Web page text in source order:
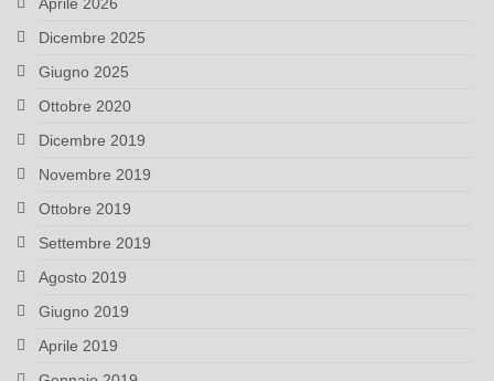
Dicembre 2025
Giugno 2025
Ottobre 2020
Dicembre 2019
Novembre 2019
Ottobre 2019
Settembre 2019
Agosto 2019
Giugno 2019
Aprile 2019